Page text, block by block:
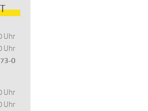
Uhr
Uhr
0
Uhr
Uhr